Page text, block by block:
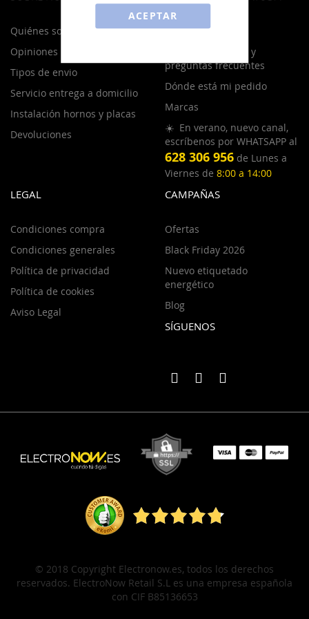
ACEPTAR
Quiénes somos
Opiniones Electronow
Tipos de envio
Servicio entrega a domicilio
Instalación hornos y placas
Devoluciones
Contacto
Centro de soporte y
preguntas frecuentes
Dónde está mi pedido
Marcas
☀️ En verano, nuevo canal,
escríbenos por WHATSAPP al
628 306 956 de Lunes a
Viernes de 8:00 a 14:00
LEGAL
Condiciones compra
Condiciones generales
Política de privacidad
Política de cookies
Aviso Legal
CAMPAÑAS
Ofertas
Black Friday 2026
Nuevo etiquetado
energético
Blog
SÍGUENOS
© 2018 Copyright Electronow.es, todos los derechos
reservados. ElectroNow Retail S.L es una empresa española
con CIF B85136653